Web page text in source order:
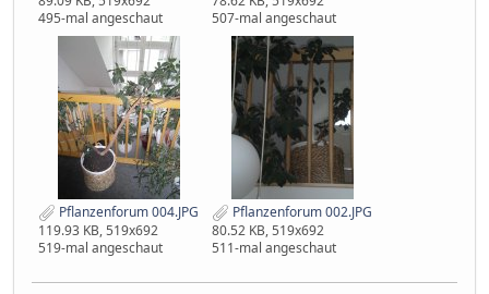
495-mal angeschaut
507-mal angeschaut
Pflanzenforum 004.JPG
119.93 KB, 519x692
519-mal angeschaut
Pflanzenforum 002.JPG
80.52 KB, 519x692
511-mal angeschaut